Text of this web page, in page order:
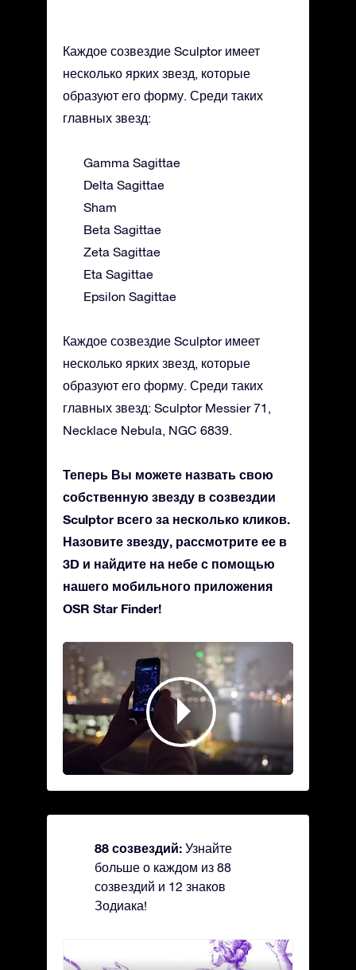
Каждое созвездие Sculptor имеет
несколько ярких звезд, которые
образуют его форму. Среди таких
главных звезд:
Gamma Sagittae
Delta Sagittae
Sham
Beta Sagittae
Zeta Sagittae
Eta Sagittae
Epsilon Sagittae
Каждое созвездие Sculptor имеет
несколько ярких звезд, которые
образуют его форму. Среди таких
главных звезд: Sculptor Messier 71,
Necklace Nebula, NGC 6839.
Теперь Вы можете назвать свою
собственную звезду в созвездии
Sculptor всего за несколько кликов.
Назовите звезду, рассмотрите ее в
3D и найдите на небе с помощью
нашего мобильного приложения
OSR Star Finder!
88 созвездий: Узнайте
больше о каждом из 88
созвездий и 12 знаков
Зодиака!
Andromeda - Андромеда